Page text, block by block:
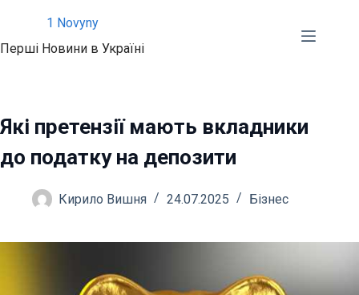
вмісту
1 Novyny
Перші Новини в Україні
Які претензії мають вкладники
до податку на депозити
Кирило Вишня 24.07.2025 Бізнес